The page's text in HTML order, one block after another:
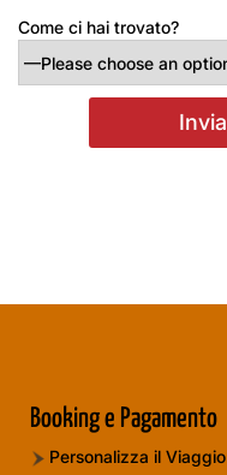
Come ci hai trovato?
Booking e Pagamento
Personalizza il Viaggio